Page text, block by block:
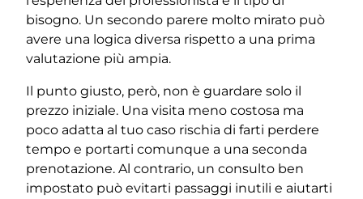
bisogno. Un secondo parere molto mirato può
avere una logica diversa rispetto a una prima
valutazione più ampia.
Il punto giusto, però, non è guardare solo il
prezzo iniziale. Una visita meno costosa ma
poco adatta al tuo caso rischia di farti perdere
tempo e portarti comunque a una seconda
prenotazione. Al contrario, un consulto ben
impostato può evitarti passaggi inutili e aiutarti